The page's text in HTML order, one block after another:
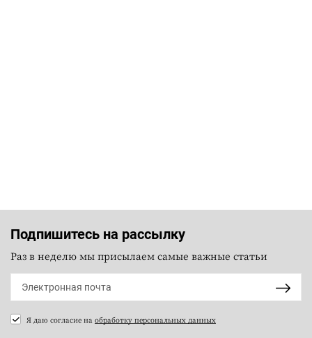
Подпишитесь на рассылку
Раз в неделю мы присылаем самые важные статьи
Я даю согласие на обработку персональных данных